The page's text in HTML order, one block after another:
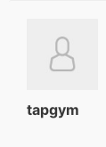
tapgym